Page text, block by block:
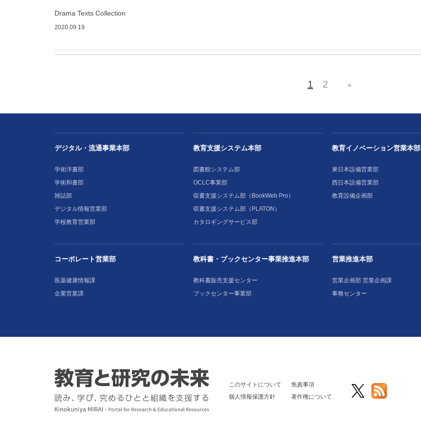
Drama Texts Collection
2020.09.19
1 2 »
デジタル・流通事業本部
学術洋書部
学術和書部
雑誌部
デジタル情報営業部
学校教育営業部
教育支援システム本部
図書館システム部
OCLC事業部
収書支援システム部（BookWeb Pro）
収書支援システム部（PLATON）
カタロギングサービス部
教育イノベーション営業本部
東日本設備営業部
西日本設備営業部
教育設備企画部
コーポレート営業部
医薬健康情報課
企業営業課
教科書・ブックセンター事業推進本部
教科書販売支援センター
ブックセンター事業部
営業推進本部
営業企画部 営業企画課
事務センター
このサイトについて
個人情報保護方針
免責事項
著作権について